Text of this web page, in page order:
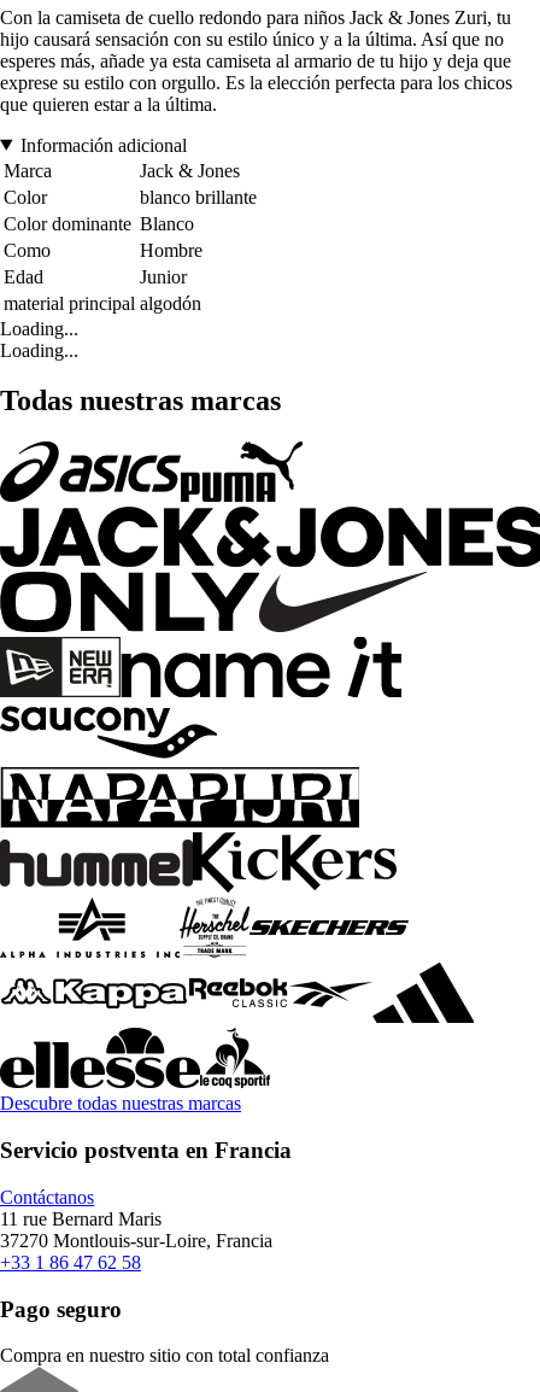
Con la camiseta de cuello redondo para niños Jack & Jones Zuri, tu
hijo causará sensación con su estilo único y a la última. Así que no
esperes más, añade ya esta camiseta al armario de tu hijo y deja que
exprese su estilo con orgullo. Es la elección perfecta para los chicos
que quieren estar a la última.
Información adicional
Marca
Jack & Jones
Color
blanco brillante
Color dominante Blanco
Como
Hombre
Edad
Junior
material principal algodón
Loading...
Loading...
Todas nuestras marcas
Descubre todas nuestras marcas
Servicio postventa en Francia
Contáctanos
11 rue Bernard Maris
37270 Montlouis-sur-Loire, Francia
+33 1 86 47 62 58
Pago seguro
Compra en nuestro sitio con total confianza